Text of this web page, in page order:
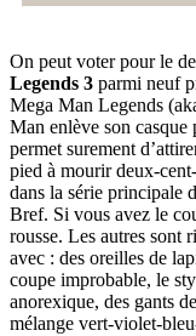
On peut voter pour le
Legends 3 parmi neuf
Mega Man Legends
Man enlève son casque
permet surement
pied à mourir deux-
dans la série principale
Bref. Si vous avez le
rousse. Les autres sont
avec : des oreilles de
coupe improbable, le
anorexique, des gants
mélange vert-violet-